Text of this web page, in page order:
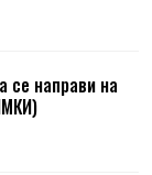
се направи на